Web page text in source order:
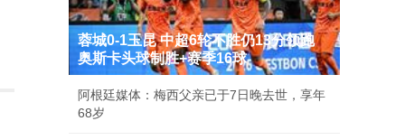
蓉城0-1玉昆 中超6轮不胜仍13分领跑
奥斯卡头球制胜+赛季16球
阿根廷媒体：梅西父亲已于7日晚去世，享年
68岁